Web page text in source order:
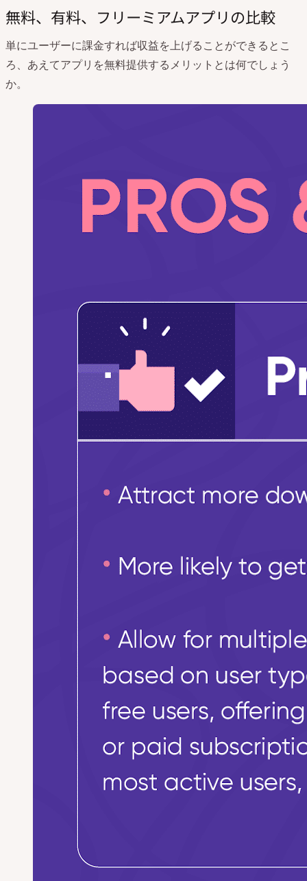
無料、有料、フリーミアムアプリの比較
単にユーザーに課金すれば収益を上げることができるとこ
ろ、あえてアプリを無料提供するメリットとは何でしょう
か。